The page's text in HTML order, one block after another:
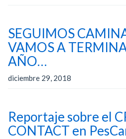
SEGUIMOS
VAMOS A
AÑO…
diciembre 29, 2018
Reportaje sobre el
CONTACT en